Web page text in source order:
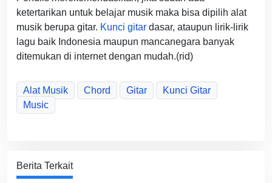
ketertarikan untuk belajar musik maka bisa dipilih alat
musik berupa gitar. Kunci gitar dasar, ataupun lirik-lirik
lagu baik Indonesia maupun mancanegara banyak
ditemukan di internet dengan mudah.(rid)
Alat Musik Chord Gitar
Kunci Gitar
Music
Berita Terkait